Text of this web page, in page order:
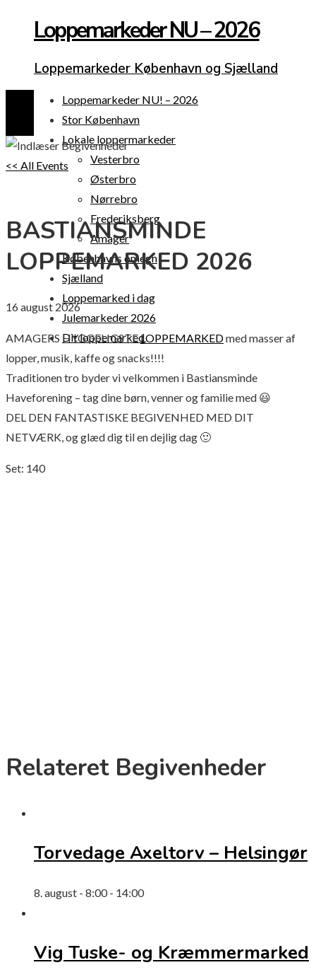
Loppemarkeder NU – 2026
Loppemarkeder København og Sjælland
Loppemarkeder NU! – 2026
Stor København
Lokale loppermarkeder
Vesterbro
Østerbro
Nørrebro
Frederiksberg
Amager
Københavns omegn
Sjælland
Loppemarked i dag
Julemarkeder 2026
Dit loppemarked
<< All Events
BASTIANSMINDE
LOPPEMARKED 2026
16august 2026
AMAGERS HYGGELIGSTELOPPEMARKEDmed masser af
lopper, musik, kaffe og snacks!!!!
Traditionen tro byder vi velkommen i Bastiansminde
Haveforening – tag dine børn, venner og familie med 😃
DEL DEN FANTASTISKE BEGIVENHED MED DIT
NETVÆRK, og glæd dig til en dejlig dag 🙂
Set: 140
Relateret Begivenheder
Torvedage Axeltorv – Helsingør
8. august - 8:00- 14:00
Vig Tuske- og Kræmmermarked